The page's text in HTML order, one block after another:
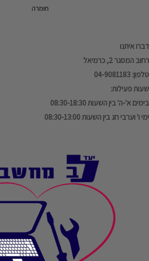
חומרה
דברו איתנו
רחוב המסגר 2, כרמיאל
טלפון: 04-9081183
שעות פעילות:
בימים א'-ה' בין השעות 08:30-18:30
ימי ו' וערבי חג בין השעות 08:30-13:00